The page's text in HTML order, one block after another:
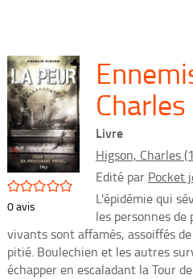
/5
0avis
Livre
Higson, Charles
Edité par Pocket
L'épidémie qui
les personnes
vivants sont affamés, assoiffés
pitié. Boulechien et les autres
échapper en escaladant la Tour